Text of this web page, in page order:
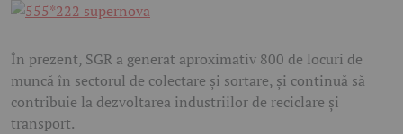
În prezent, SGR a generat aproximativ 800 de locuri de
muncă în sectorul de colectare și sortare, și continuă să
contribuie la dezvoltarea industriilor de reciclare și
transport.